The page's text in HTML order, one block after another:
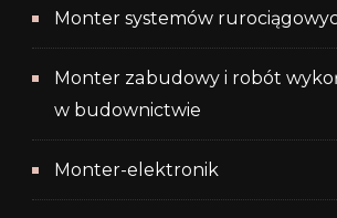
Monter systemów
Monter zabudowy i robót
w budownictwie
Monter-elektronik